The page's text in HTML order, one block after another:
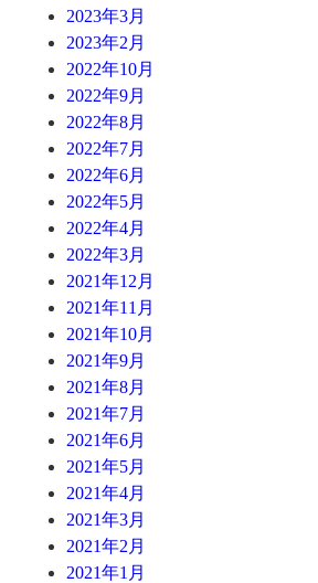
2023年3月
2023年2月
2022年10月
2022年9月
2022年8月
2022年7月
2022年6月
2022年5月
2022年4月
2022年3月
2021年12月
2021年11月
2021年10月
2021年9月
2021年8月
2021年7月
2021年6月
2021年5月
2021年4月
2021年3月
2021年2月
2021年1月